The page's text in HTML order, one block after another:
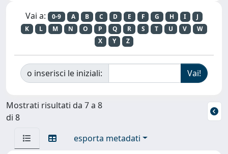
Vai a: 0-9 A B C D E F G H I
J
K
L M N O P Q R S T U V
W
X
Y Z
o inserisci le iniziali:
Mostrati risultati da 7 a 8
di 8
esporta metadati